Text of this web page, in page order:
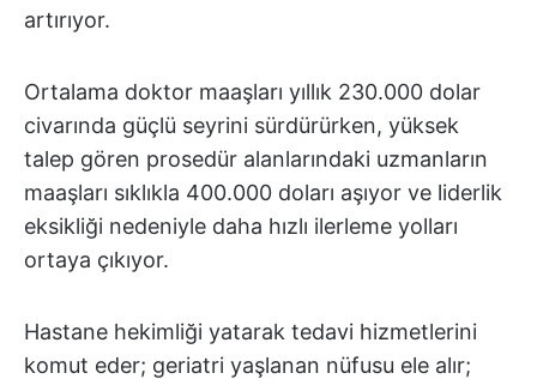
artırıyor.
Ortalama doktor maaşları yıllık 230.000 dolar
civarında güçlü seyrini sürdürürken, yüksek
talep gören prosedür alanlarındaki uzmanların
maaşları sıklıkla 400.000 doları aşıyor ve liderlik
eksikliği nedeniyle daha hızlı ilerleme yolları
ortaya çıkıyor.
Hastane hekimliği yatarak tedavi hizmetlerini
komut eder; geriatri yaşlanan nüfusu ele alır;